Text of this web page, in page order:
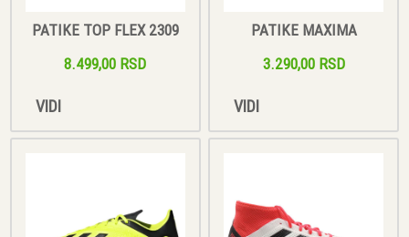
PATIKE TOP FLEX 2309
8.499,00 RSD
VIDI
PATIKE MAXIMA
3.290,00 RSD
VIDI